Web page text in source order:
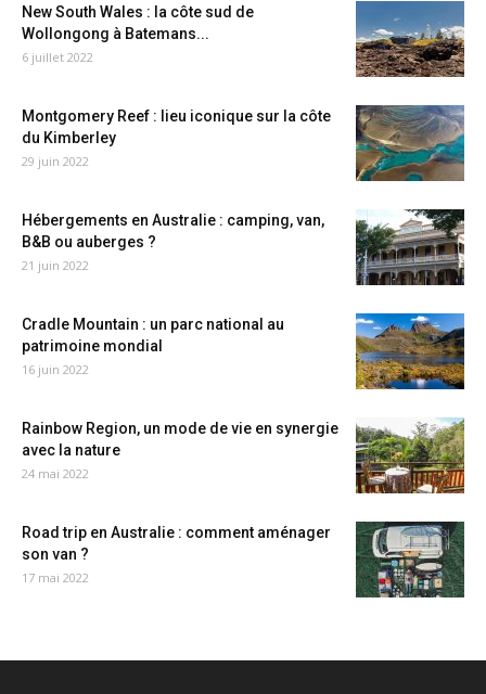
New South Wales : la côte sud de
Wollongong à Batemans...
6 juillet 2022
Montgomery Reef : lieu iconique sur la côte
du Kimberley
29 juin 2022
Hébergements en Australie : camping, van,
B&B ou auberges ?
21 juin 2022
Cradle Mountain : un parc national au
patrimoine mondial
16 juin 2022
Rainbow Region, un mode de vie en synergie
avec la nature
24 mai 2022
Road trip en Australie : comment aménager
son van ?
17 mai 2022